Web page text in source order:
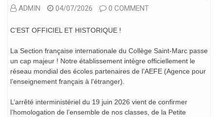
ADMIN 04/07/2026 0 COMMENT
C’EST OFFICIEL ET HISTORIQUE !
La Section française internationale du Collège Saint-Marc passe
un cap majeur ! Notre établissement intègre officiellement le
réseau mondial des écoles partenaires de l’AEFE (Agence pour
l’enseignement français à l’étranger).
L’arrêté interministériel du 19 juin 2026 vient de confirmer
l’homologation de l’ensemble de nos classes, de la Petite